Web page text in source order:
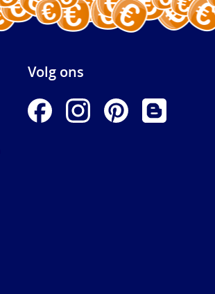
Volg ons